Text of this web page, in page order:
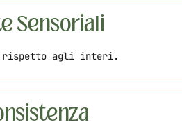
Sensoriali
rispetto agli interi.